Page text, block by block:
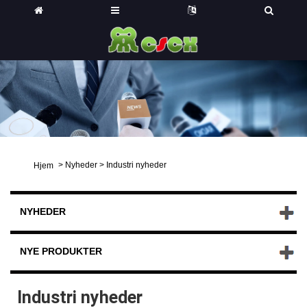
Hjem > Nyheder > Industri nyheder
NYHEDER
NYE PRODUKTER
Industri nyheder